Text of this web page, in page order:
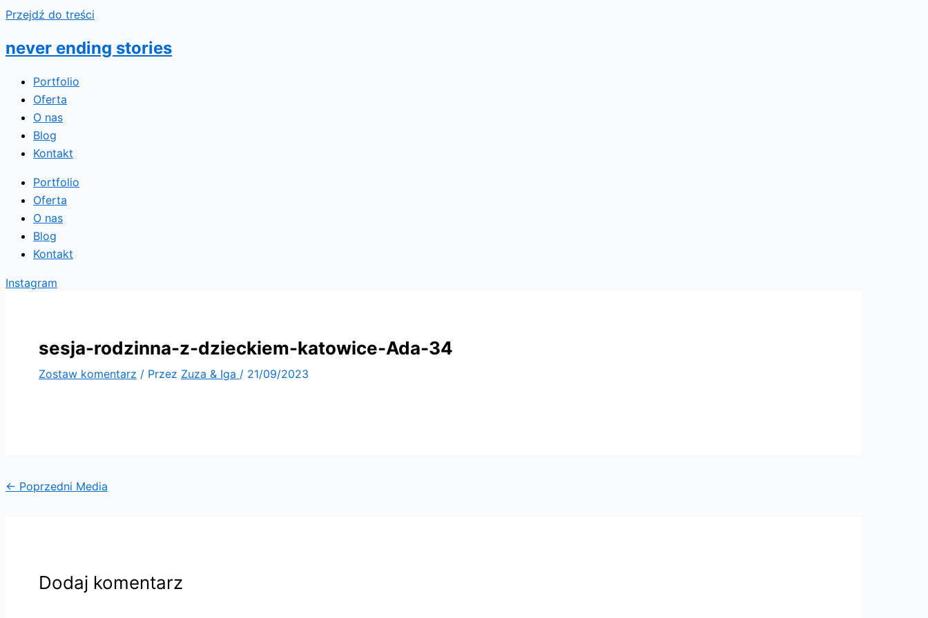
Przejdź do treści
never ending stories
Portfolio
Oferta
O nas
Blog
Kontakt
Portfolio
Oferta
O nas
Blog
Kontakt
Instagram
sesja-rodzinna-z-dzieckiem-katowice-Ada-34
Zostaw komentarz / Przez Zuza & Iga / 21/09/2023
← Poprzedni Media
Dodaj komentarz